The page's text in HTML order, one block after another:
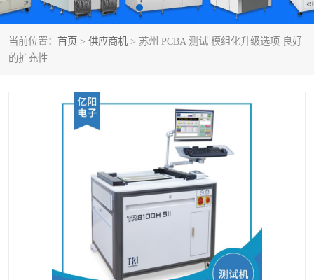
当前位置： 首页 > 供应商机 > 苏州 PCBA 测试 模组化升级选项 良好
的扩充性
刷机 VERSAFLOW-335
回流焊HOTFLOW 3/20e 波峰焊
BGA返修台HR600/2 自动光学检测TR7700QE
TR5001
自动光学检测TR7710 XS全自动高速贴片机